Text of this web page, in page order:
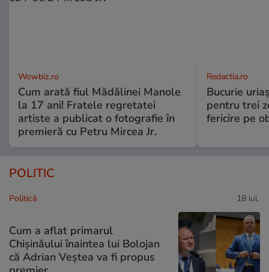
Wowbiz.ro
Cum arată fiul Mădălinei Manole
la 17 ani! Fratele regretatei
artiste a publicat o fotografie în
premieră cu Petru Mircea Jr.
Redactia.ro
Bucurie
pentru trei
fericire pe
POLITIC
Politică 18 iul.
Cum a aflat primarul
Chișinăului înaintea lui Bolojan
că Adrian Veștea va fi propus